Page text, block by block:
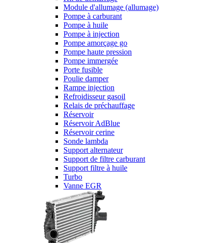
Module d'allumage (allumage)
Pompe à carburant
Pompe à huile
Pompe à injection
Pompe amorçage go
Pompe haute pression
Pompe immergée
Porte fusible
Poulie damper
Rampe injection
Refroidisseur gasoil
Relais de préchauffage
Réservoir
Réservoir AdBlue
Réservoir cerine
Sonde lambda
Support alternateur
Support de filtre carburant
Support filtre à huile
Turbo
Vanne EGR